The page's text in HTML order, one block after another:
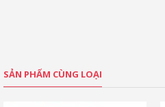
SẢN PHẨM CÙNG LOẠI